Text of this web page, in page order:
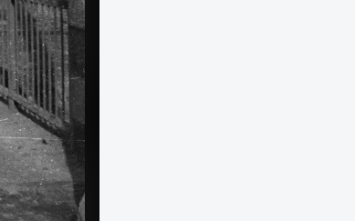
1960 · Budapest XI.
Fehérvári út, szemben az iparvágánynál balra a Galvani utca, jobbra az Andor utca.